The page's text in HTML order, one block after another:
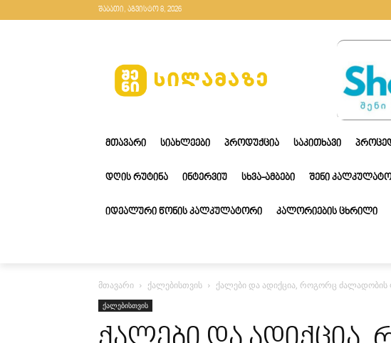
შაბათი, აგვისტო 8, 2026
ᲛᲗᲐᲕᲐᲠᲘ ᲡᲘᲐᲮᲚᲔᲔᲑᲘ ᲞᲠᲝᲓᲣᲥᲪᲘᲐ ᲡᲐᲙᲘᲗᲮᲐᲕᲘ
ᲓᲦᲘᲡ ᲠᲣᲢᲘᲜᲐ ᲘᲜᲢᲔᲠᲕᲘᲣ ᲡᲮᲕᲐ-ᲐᲛᲑᲔᲑᲘ ᲨᲔᲜᲘ
ᲘᲓᲔᲐᲚᲣᲠᲘ ᲬᲝᲜᲘᲡ ᲙᲐᲚᲙᲣᲚᲐᲢᲝᲠᲘ ᲙᲐᲚᲝᲠᲘᲔᲑᲘᲡ ᲪᲮᲠᲘᲚᲘ
მთავარი ქალებისთვის ქალები და ადიქცია, როგორც
ქალებისთვის